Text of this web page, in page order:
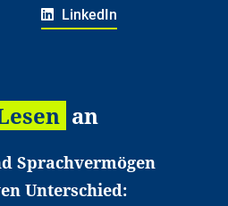
LinkedIn
an
Sprachvermögen
Unterschied: